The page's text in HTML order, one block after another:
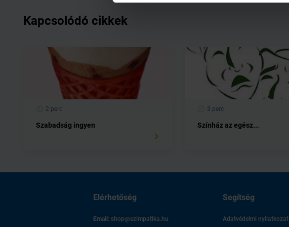
Kapcsolódó cikkek
2 perc
Szabadság ingyen
3 perc
Színház az egész...
Elérhetőség
Email: shop@szimpatika.hu
Segítség
Adatvédelmi nyilatkozat